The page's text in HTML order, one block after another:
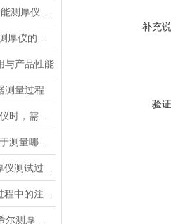
与产品性能
测量过程
补充
验